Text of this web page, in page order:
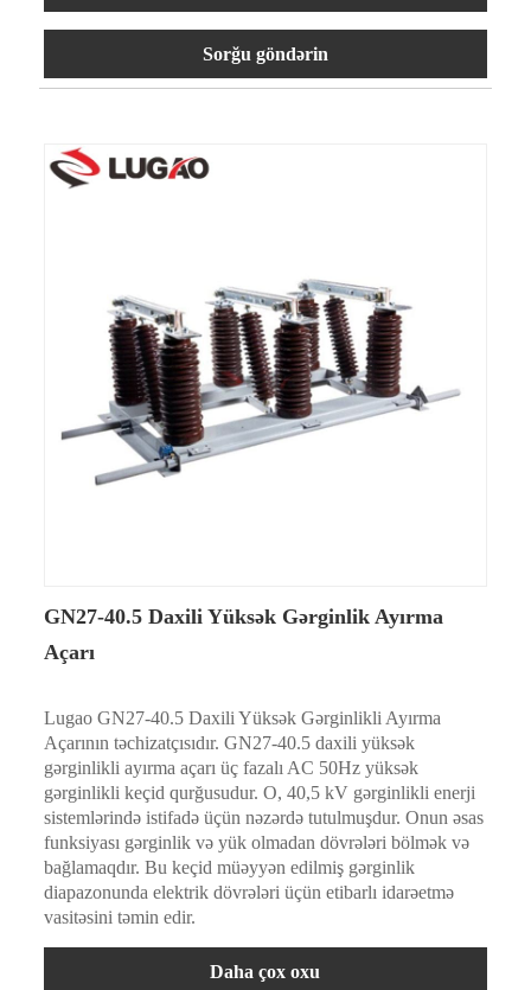
Sorğu göndərin
GN27-40.5 Daxili Yüksək Gərginlik Ayırma
Açarı
Lugao GN27-40.5 Daxili Yüksək Gərginlikli Ayırma
Açarının təchizatçısıdır. GN27-40.5 daxili yüksək
gərginlikli ayırma açarı üç fazalı AC 50Hz yüksək
gərginlikli keçid qurğusudur. O, 40,5 kV gərginlikli enerji
sistemlərində istifadə üçün nəzərdə tutulmuşdur. Onun əsas
funksiyası gərginlik və yük olmadan dövrələri bölmək və
bağlamaqdır. Bu keçid müəyyən edilmiş gərginlik
diapazonunda elektrik dövrələri üçün etibarlı idarəetmə
vasitəsini təmin edir.
Daha çox oxu